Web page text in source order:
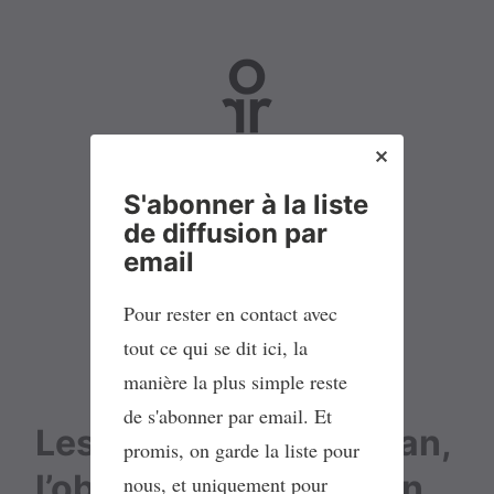
No Parking
L
s
t
e
d
e
d
s
t
o
d
o
n
n
k
e
d
I
n
u
R
S
S
Les espérances du plan,
S'abonner à la liste
de diffusion par
email
Pour rester en contact avec
tout ce qui se dit ici, la
manière la plus simple reste
de s'abonner par email. Et
promis, on garde la liste pour
nous, et uniquement pour